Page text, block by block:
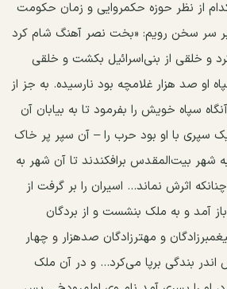
از نظر حوزه حکمروایی و زمان حکومت
بر سر سخن رویم: «بخت نصر آهنگ شام کرد
و خلقی از بنی‌اسرائیل بکشت و خلقی
او صد هزار غلامچه بود نارسیده. به جز از
سپاه خویش را بفرمود تا به بیابان آن
سپری با او بود حرب را – آن سپر پر خاک
شهر بیت‌المقدس برافکندند تا آن شهر به
اثرش نماند... اسیران را بر گرفت از
آمد و به ملک بنشست و از بردگان
و مهترزادگان صدهزار و چهار
بندگی برپا می‌کرد... و در آن ملک